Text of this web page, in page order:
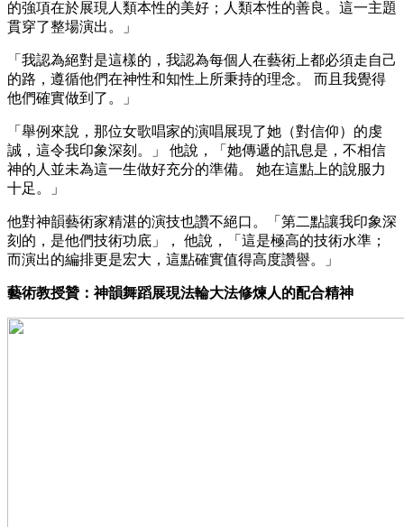
的強項在於展現人類本性的美好；人類本性的善良。這一主題
貫穿了整場演出。」
「我認為絕對是這樣的，我認為每個人在藝術上都必須走自己
的路，遵循他們在神性和知性上所秉持的理念。 而且我覺得
他們確實做到了。」
「舉例來說，那位女歌唱家的演唱展現了她（對信仰）的虔
誠，這令我印象深刻。」 他說，「她傳遞的訊息是，不相信
神的人並未為這一生做好充分的準備。 她在這點上的說服力
十足。」
他對神韻藝術家精湛的演技也讚不絕口。「第二點讓我印象深
刻的，是他們技術功底」， 他說，「這是極高的技術水準；
而演出的編排更是宏大，這點確實值得高度讚譽。」
藝術教授贊：神韻舞蹈展現法輪大法修煉人的配合精神